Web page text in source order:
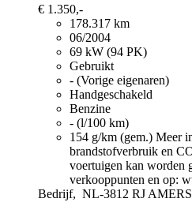
€ 1.350,-
178.317 km
06/2004
69 kW (94 PK)
Gebruikt
- (Vorige eigenaren)
Handgeschakeld
Benzine
- (l/100 km)
154 g/km (gem.) Meer
brandstofverbruik en
voertuigen kan worden
verkooppunten en op:
Bedrijf, NL-3812 RJ